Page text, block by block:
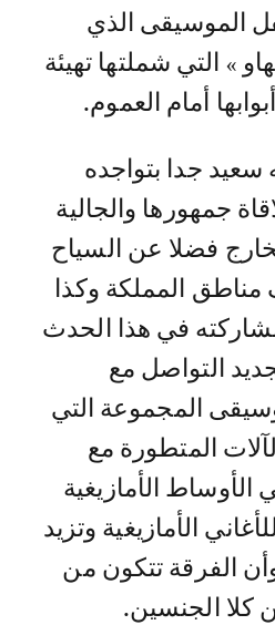
الموسيقى الذي
» التي شملتها تهيئة
أمام العموم.
جدا بتواجده
جمهورها والجالية
فضلا عن السياح
المملكة وكذا
في هذا الحدث
التواصل مع
المجموعة التي
المتطورة مع
الأوساط الأمازيغية
الأمازيغية وتزيد
الفرقة تتكون من
كلا الجنسين.